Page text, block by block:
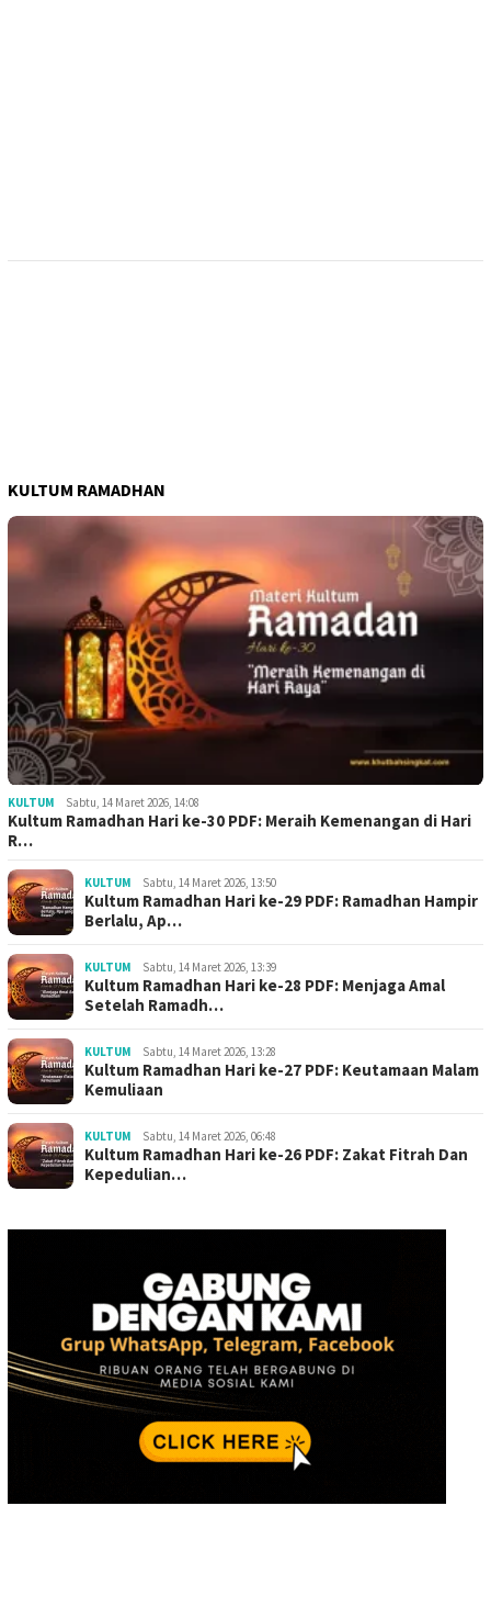
KULTUM RAMADHAN
KULTUM Sabtu, 14 Maret 2026, 14:08
Kultum Ramadhan Hari ke-30 PDF: Meraih Kemenangan di Hari
R…
KULTUM Sabtu, 14 Maret 2026, 13:50
Kultum Ramadhan Hari ke-29 PDF: Ramadhan Hampir
Berlalu, Ap…
KULTUM Sabtu, 14 Maret 2026, 13:39
Kultum Ramadhan Hari ke-28 PDF: Menjaga Amal
Setelah Ramadh…
KULTUM Sabtu, 14 Maret 2026, 13:28
Kultum Ramadhan Hari ke-27 PDF: Keutamaan Malam
Kemuliaan
KULTUM Sabtu, 14 Maret 2026, 06:48
Kultum Ramadhan Hari ke-26 PDF: Zakat Fitrah Dan
Kepedulian…